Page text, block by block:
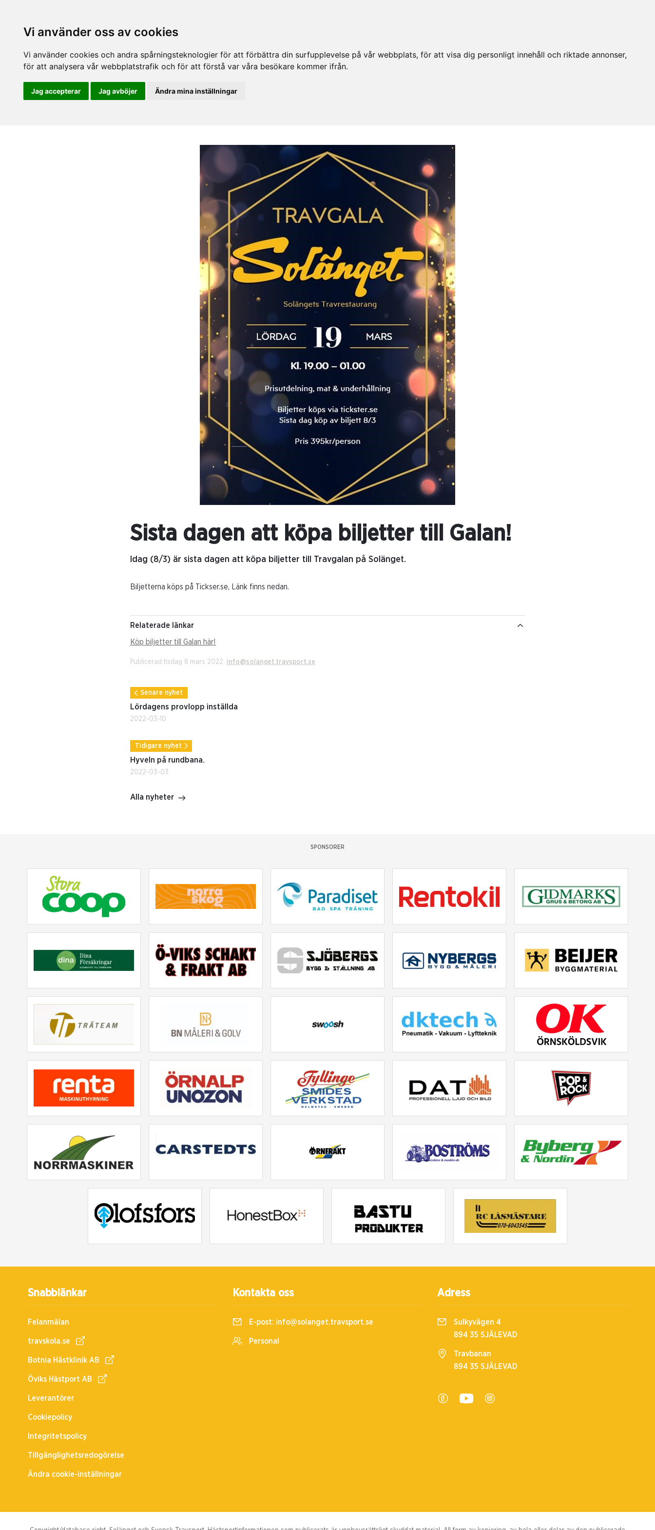
Vi använder oss av cookies
Vi använder cookies och andra spårningsteknologier för att förbättra din surfupplevelse på vår webbplats, för att visa dig personligt innehåll och riktade annonser,
för att analysera vår webbplatstrafik och för att förstå var våra besökare kommer ifrån.
Jag accepterar Jag avböjer Ändra mina inställningar
Sista dagen att köpa biljetter till Galan!
Idag (8/3) är sista dagen att köpa biljetter till Travgalan på Solänget.
Biljetterna köps på Tickser.se, Länk finns nedan.
Relaterade länkar
Köp biljetter till Galan här!
Publicerad tisdag 8 mars 2022. info@solanget.travsport.se
Senare nyhet
Lördagens provlopp inställda
2022-03-10
Tidigare nyhet
Hyveln på rundbana.
2022-03-03
Alla nyheter
SPONSORER
Snabblänkar
Felanmälan
travskola.se
Botnia Hästklinik AB
Öviks Hästport AB
Leverantörer
Cookiepolicy
Integritetspolicy
Tillgänglighetsredogörelse
Ändra cookie-inställningar
Kontakta oss
E-post: info@solanget.travsport.se
Personal
Adress
Sulkyvägen 4
894 35 SJÄLEVAD
Travbanan
894 35 SJÄLEVAD